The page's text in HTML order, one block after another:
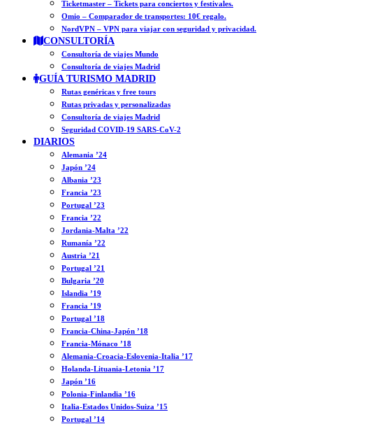
Ticketmaster – Tickets para conciertos y festivales.
Omio – Comparador de transportes: 10€ regalo.
NordVPN – VPN para viajar con seguridad y privacidad.
CONSULTORÍA
Consultoría de viajes Mundo
Consultoría de viajes Madrid
GUÍA TURISMO MADRID
Rutas genéricas y free tours
Rutas privadas y personalizadas
Consultoría de viajes Madrid
Seguridad COVID-19 SARS-CoV-2
DIARIOS
Alemania ’24
Japón ’24
Albania ’23
Francia ’23
Portugal ’23
Francia ’22
Jordania-Malta ’22
Rumanía ’22
Austria ’21
Portugal ’21
Bulgaria ’20
Islandia ’19
Francia ’19
Portugal ’18
Francia-China-Japón ’18
Francia-Mónaco ’18
Alemania-Croacia-Eslovenia-Italia ’17
Holanda-Lituania-Letonia ’17
Japón ’16
Polonia-Finlandia ’16
Italia-Estados Unidos-Suiza ’15
Portugal ’14